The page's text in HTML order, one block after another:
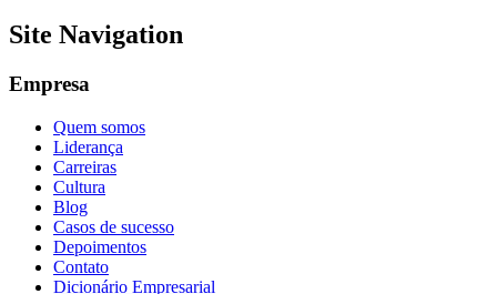
Site Navigation
Empresa
Quem somos
Liderança
Carreiras
Cultura
Blog
Casos de sucesso
Depoimentos
Contato
Dicionário Empresarial